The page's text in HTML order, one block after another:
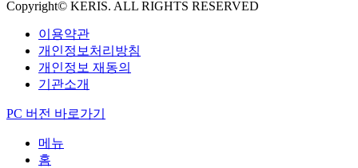
Copyright© KERIS. ALL RIGHTS RESERVED
이용약관
개인정보처리방침
개인정보 재동의
기관소개
PC 버전 바로가기
메뉴
홈